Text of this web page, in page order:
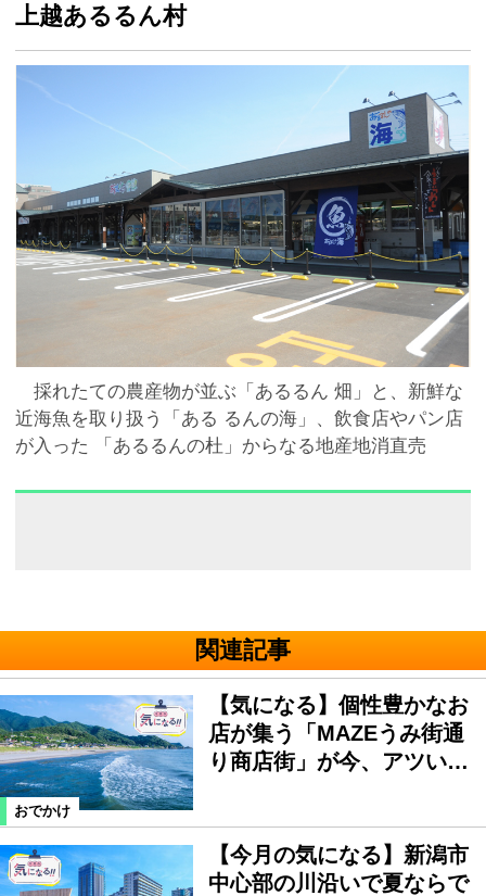
上越あるるん村
採れたての農産物が並ぶ「あるるん 畑」と、新鮮な
近海魚を取り扱う「ある るんの海」、飲食店やパン店
が入った 「あるるんの杜」からなる地産地消直売
関連記事
おでかけ
【気になる】個性豊かなお
店が集う「MAZEうみ街通
り商店街」が今、アツい…
【今月の気になる】新潟市
中心部の川沿いで夏ならで